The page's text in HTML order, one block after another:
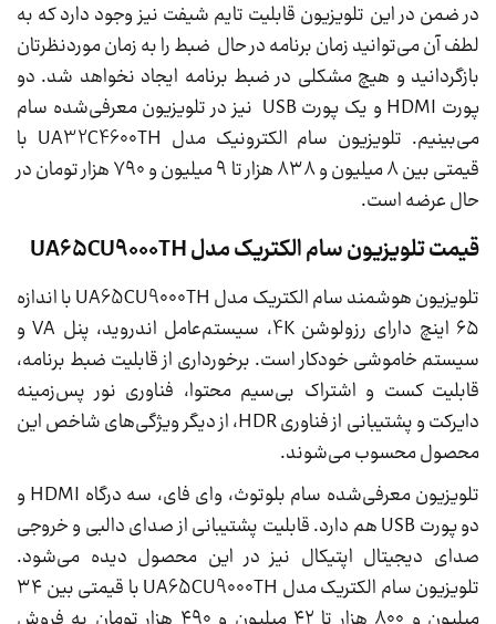
در ضمن در این تلویزیون قابلیت تایم شیفت نیز وجود دارد که به
لطف آن می‌توانید زمان برنامه در حال ضبط را به زمان موردنظرتان
بازگردانید و هیچ مشکلی در ضبط برنامه ایجاد نخواهد شد. دو
پورت HDMI و یک پورت USB نیز در تلویزیون معرفی‌شده سام
می‌بینیم. تلویزیون سام الکترونیک مدل UA32C4600TH با
قیمتی بین ۸ میلیون و ۸۳۸ هزار تا ۹ میلیون و ۷۹۰ هزار تومان در
حال عرضه است.
قیمت تلویزیون سام الکتریک مدل UA65CU9000TH
تلویزیون هوشمند سام الکتریک مدل UA65CU9000TH با اندازه
۶۵ اینچ دارای رزولوشن 4K، سیستم‌عامل اندروید، پنل VA و
سیستم خاموشی خودکار است. برخورداری از قابلیت ضبط برنامه،
قابلیت کست و اشتراک بی‌سیم محتوا، فناوری نور پس‌زمینه
دایرکت و پشتیبانی از فناوری HDR، از دیگر ویژگی‌های شاخص این
محصول محسوب می‌شوند.
تلویزیون معرفی‌شده سام بلوتوث، وای فای، سه درگاه HDMI و
دو پورت USB هم دارد. قابلیت پشتیبانی از صدای دالبی و خروجی
صدای دیجیتال اپتیکال نیز در این محصول دیده می‌شود.
تلویزیون سام الکتریک مدل UA65CU9000TH با قیمتی بین ۳۴